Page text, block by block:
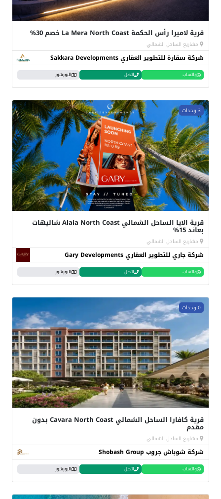
قرية لاميرا رأس الحكمة La Mera North Coast خصم 30%
مشاريع الساحل الشمالي
شركة سقارة للتطوير العقاري Sakkara Developments
واتساب اتصل البورشور
3 وحدات
قرية الايا الساحل الشمالي Alaia North Coast شاليهات
بعائد 15%
مشاريع الساحل الشمالي
شركة جاري للتطوير العقاري Gary Developments
واتساب اتصل البورشور
0 وحدات
قرية كافارا الساحل الشمالي Cavara North Coast بدون
مقدم
مشاريع الساحل الشمالي
شركة شوباش جروب Shobash Group
واتساب اتصل البورشور